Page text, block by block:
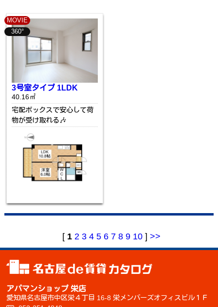
MOVIE
360°
3号室タイプ 1LDK
40.16㎡
宅配ボックスで安心して荷
物が受け取れる🎶
[ 1 2 3 4 5 6 7 8 9 10] >>
アパマンショップ 栄店
愛知県名古屋市中区栄４丁目 16-8 栄メンバーズオフィスビル１Ｆ